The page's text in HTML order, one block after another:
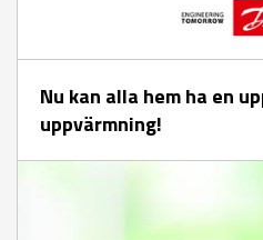
Nu kan alla hem ha en
uppvärmning!